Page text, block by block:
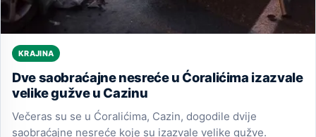
KRAJINA
Dve saobraćajne nesreće u Ćoralićima izazvale
velike gužve u Cazinu
Večeras su se u Ćoralićima, Cazin, dogodile dvije
saobraćajne nesreće koje su izazvale velike gužve.